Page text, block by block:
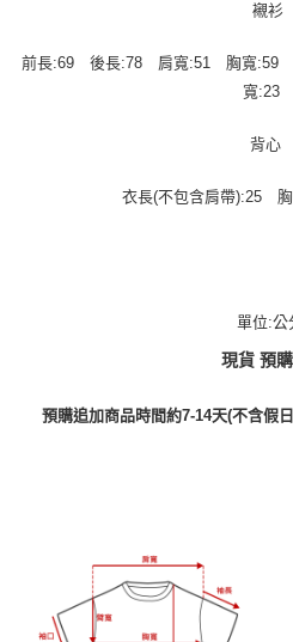
襯衫
前長:69 後長:78 肩寬:51 胸寬
寬:23
背心
衣長(不包含肩帶):25
單位:公
現貨 預
預購追加商品時間約7-14天(不含假